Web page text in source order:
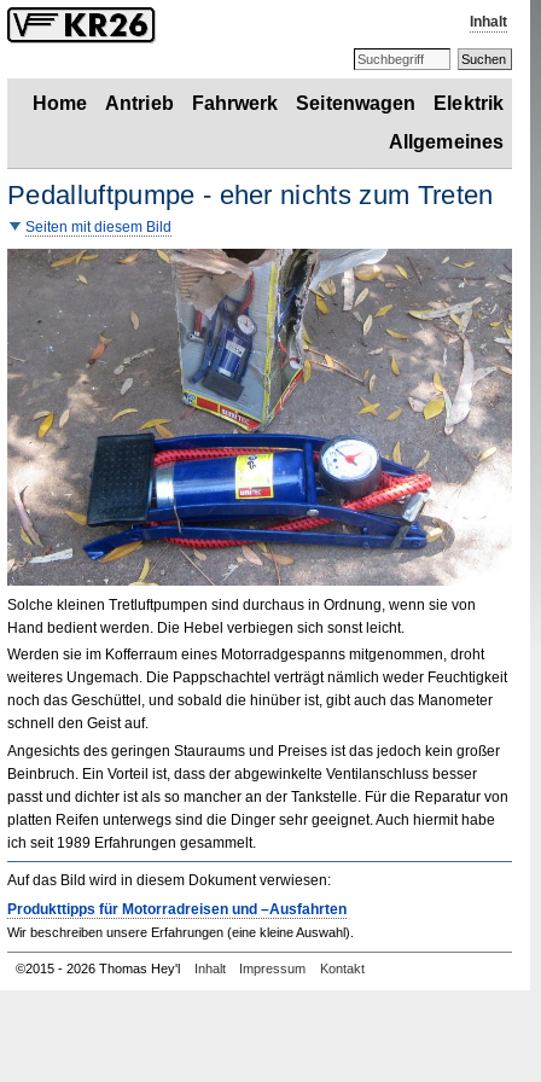
Inhalt
Home Antrieb Fahrwerk Seitenwagen
Elektrik
Allgemeines
Pedalluftpumpe - eher nichts zum Treten
Seiten mit diesem Bild
Solche kleinen Tretluftpumpen sind durchaus in Ordnung, wenn sie von
Hand bedient werden. Die Hebel verbiegen sich sonst leicht.
Werden sie im Kofferraum eines Motorradgespanns mitgenommen, droht
weiteres Ungemach. Die Pappschachtel verträgt nämlich weder Feuchtigkeit
noch das Geschüttel, und sobald die hinüber ist, gibt auch das Manometer
schnell den Geist auf.
Angesichts des geringen Stauraums und Preises ist das jedoch kein großer
Beinbruch. Ein Vorteil ist, dass der abgewinkelte Ventilanschluss besser
passt und dichter ist als so mancher an der Tankstelle. Für die Reparatur von
platten Reifen unterwegs sind die Dinger sehr geeignet. Auch hiermit habe
ich seit 1989 Erfahrungen gesammelt.
Auf das Bild wird in diesem Dokument verwiesen:
Produkttipps für Motorradreisen und –Ausfahrten
Wir beschreiben unsere Erfahrungen (eine kleine Auswahl).
©2015 - 2026 Thomas Hey'l Inhalt Impressum Kontakt